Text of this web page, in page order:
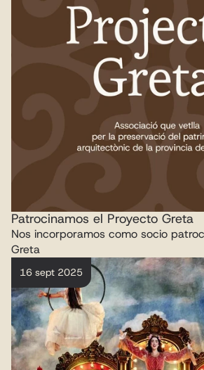
Patrocinamos el Proyecto Greta
Nos incorporamos como socio
Greta
16 sept 2025